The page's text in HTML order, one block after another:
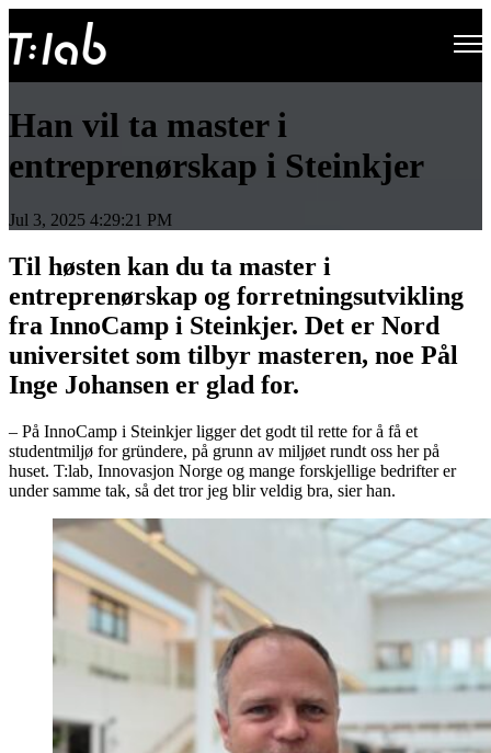
Han vil ta master i
entreprenørskap i Steinkjer
Jul 3, 2025 4:29:21 PM
Til høsten kan du ta master i
entreprenørskap og forretningsutvikling
fra InnoCamp i Steinkjer. Det er Nord
universitet som tilbyr masteren, noe Pål
Inge Johansen er glad for.
– På InnoCamp i Steinkjer ligger det godt til rette for å få et
studentmiljø for gründere, på grunn av miljøet rundt oss her på
huset. T:lab, Innovasjon Norge og mange forskjellige bedrifter er
under samme tak, så det tror jeg blir veldig bra, sier han.